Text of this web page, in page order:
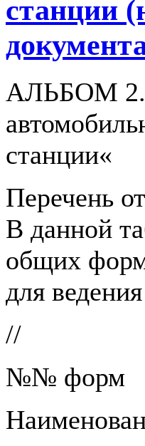
станции
АЛЬБОМ
станции«
Перечень
В данной
общих
для
//
№№ форм